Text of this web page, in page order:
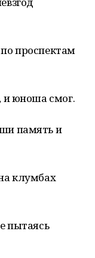
проспектам
и юноша смог.
память и
клумбах
пытаясь